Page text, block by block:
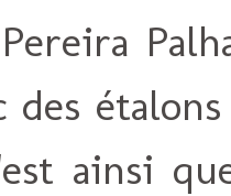
des
ainsi